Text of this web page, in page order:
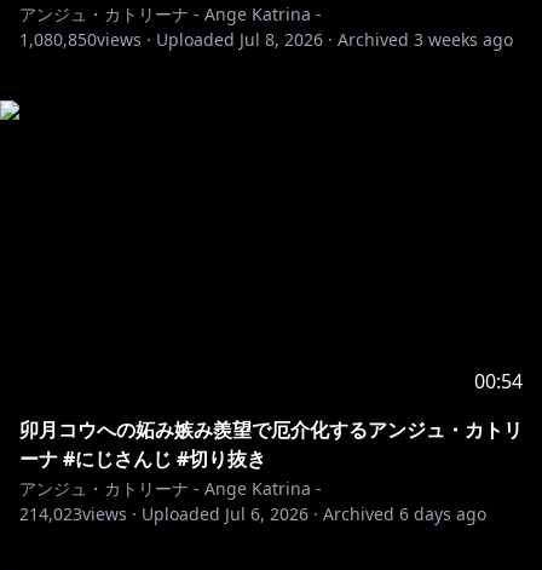
アンジュ・カトリーナ - Ange Katrina -
1,080,850views · Uploaded Jul 8, 2026 · Archived 3 weeks ago
00:54
卯月コウへの妬み嫉み羨望で厄介化するアンジュ・カトリ
ーナ #にじさんじ #切り抜き
アンジュ・カトリーナ - Ange Katrina -
214,023views · Uploaded Jul 6, 2026 · Archived 6 days ago